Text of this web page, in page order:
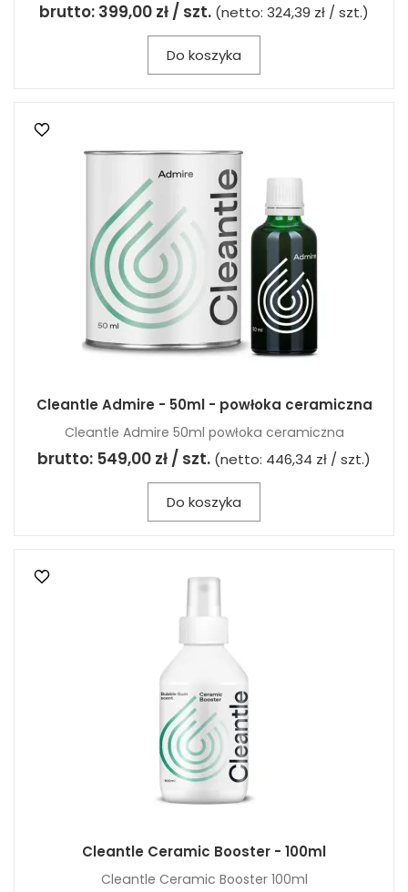
brutto: 399,00 zł / szt. (netto: 324,39 zł / szt.)
Do koszyka
Cleantle Admire - 50ml - powłoka ceramiczna
Cleantle Admire 50ml powłoka ceramiczna
brutto: 549,00 zł / szt. (netto: 446,34 zł / szt.)
Do koszyka
Cleantle Ceramic Booster - 100ml
Cleantle Ceramic Booster 100ml